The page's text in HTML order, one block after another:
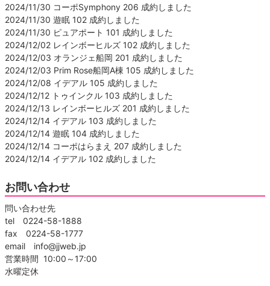
2024/11/30 コーポSymphony 206 成約しました
2024/11/30 遊眠 102 成約しました
2024/11/30 ピュアポート 101 成約しました
2024/12/02 レインボーヒルズ 102 成約しました
2024/12/03 オランジェ船岡 201 成約しました
2024/12/03 Prim Rose船岡A棟 105 成約しました
2024/12/08 イデアル 105 成約しました
2024/12/12 トゥインクル 103 成約しました
2024/12/13 レインボーヒルズ 201 成約しました
2024/12/14 イデアル 103 成約しました
2024/12/14 遊眠 104 成約しました
2024/12/14 コーポはらまえ 207 成約しました
2024/12/14 イデアル 102 成約しました
お問い合わせ
問い合わせ先
tel 0224-58-1888
fax 0224-58-1777
email info@jjweb.jp
営業時間 10:00～17:00
水曜定休